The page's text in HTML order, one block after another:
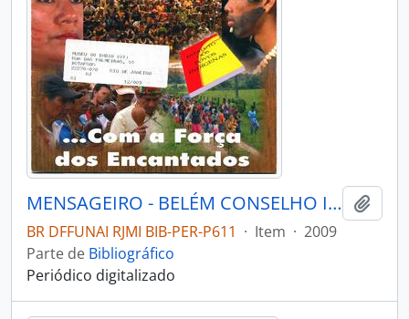
MENSAGEIRO - BELÉM CONSELHO INDIGENISTA MISSIONÁRIO - 2009 - Nº175
BR DFFUNAI RJMI BIB-PER-P611 · Item · 2009
Parte de Bibliográfico
Periódico digitalizado